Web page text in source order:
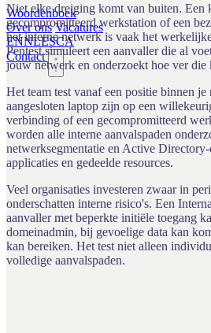
Woordenboek
Over ons Vacatures
ENNLESCA
Contact
Niet elke dreiging komt van buiten. Een
gecompromitteerd werkstation of een
het interne netwerk is vaak het
Pentest simuleert een aanvaller die al
jouw netwerk en onderzoekt hoe ver die
Het team test vanaf een positie binnen
aangesloten laptop zijn op een
verbinding of een gecompromitteerd
worden alle interne aanvalspaden
netwerksegmentatie en Active
applicaties en gedeelde resources.
Veel organisaties investeren zwaar in
onderschatten interne risico's. Een
aanvaller met beperkte initiële toegang
domeinadmin, bij gevoelige data kan
kan bereiken. Het test niet alleen
volledige aanvalspaden.